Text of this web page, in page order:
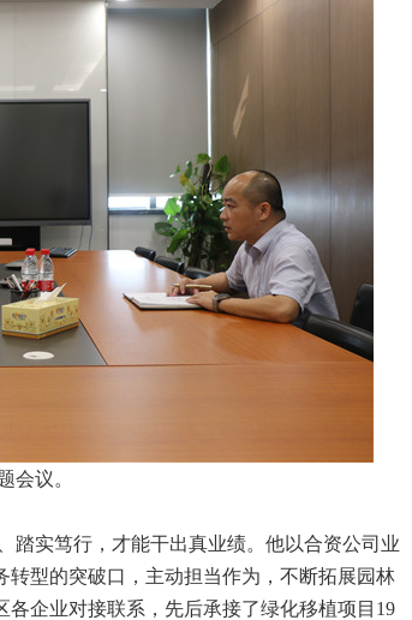
。
踏实笃行，才能干出真业绩。他以合资公司业
型的突破口，主动担当作为，不断拓展园林
各企业对接联系，先后承接了绿化移植项目19